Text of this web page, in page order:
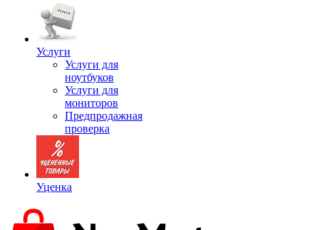
Услуги
Услуги для
ноутбуков
Услуги для
мониторов
Предпродажная
проверка
Уценка